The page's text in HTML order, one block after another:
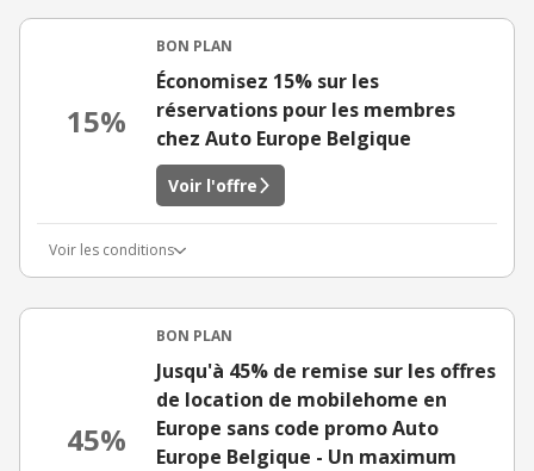
15%
BON PLAN
Économisez 15% sur les
réservations pour les membres
chez Auto Europe Belgique
Voir l'offre
Voir les conditions
45%
BON PLAN
Jusqu'à 45% de remise sur les offres
de location de mobilehome en
Europe sans code promo Auto
Europe Belgique - Un maximum